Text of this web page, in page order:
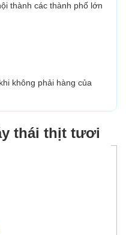
thành các thành phố lớn
không phải hàng của
thái thịt tươi